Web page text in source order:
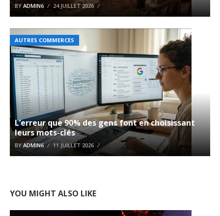
BY ADMIN6 24 JUILLET 2026
AUTRES COMMERCES
L’erreur que 90% des gens font en choisissant
leurs mots-clés
BYADMIN6 11 JUILLET 2026
YOU MIGHT ALSO LIKE